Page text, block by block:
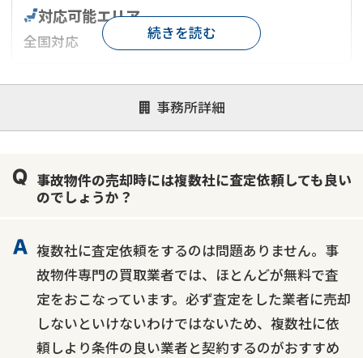
事務所詳細
対応可能エリア
全国対応
対応が親身 オンライン面談可能
レスポンスが早い
1億円以上の買取可
続きを読む
事故物件の売却時には複数社に査定依頼しても良い
のでしょうか？
複数社に査定依頼をするのは問題ありません。事
故物件専門の買取業者では、ほとんどが無料で査
定をおこなっています。必ず査定をした業者に売却
しないといけないわけではないため、複数社に依
頼しより条件の良い業者と契約するのがおすすめ